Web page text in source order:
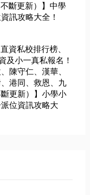
斷更新）】中學
訊攻略大全！
資私校排行榜、
及小一真私報名！
陳守仁、漢華、
港同、救恩、九
更新）】小學小
位資訊攻略大